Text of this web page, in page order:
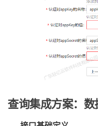
查询集成方案：